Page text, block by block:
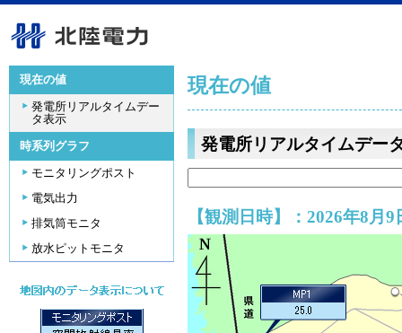
現在の値
発電所リアルタイムデー
タ表示
時系列グラフ
モニタリングポスト
電気出力
排気筒モニタ
放水ピットモニタ
現在の値
発電所リアルタイムデー
【観測日時】：2026年8月